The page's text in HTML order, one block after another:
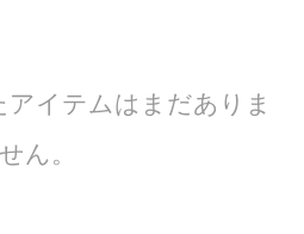
イテムはまだありま
せん。